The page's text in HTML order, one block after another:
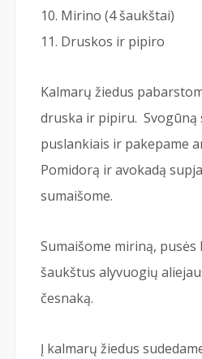
Mirino (4 šaukštai)
Druskos ir pipiro
Kalmarų žiedus
druska ir pipiru. Svogūną
puslankiais ir pakepame
Pomidorą ir avokadą
sumaišome.
Sumaišome miriną, pusės
šaukštus alyvuogių
česnaką.
Į kalmarų žiedus